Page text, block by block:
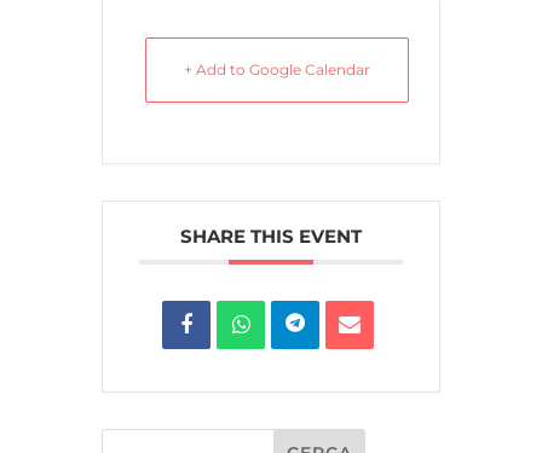
+ Add to Google Calendar
SHARE THIS EVENT